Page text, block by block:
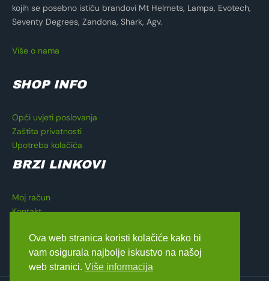
kojih se posebno ističu brandovi Mt Helmets, Lampa, Evotech,
Seventy Degrees, Zandona, Shark, Agv.
Više o nama
SHOP INFO
Opći uvjeti poslovanja
Zaštita privatnosti
Upotreba kolačića
BRZI LINKOVI
Moj račun
Kontakt
Blagajna
Ova web stranica koristi kolačiće kako bi
vam osigurala najbolje iskustvo na našoj
web stranici. Više informacija